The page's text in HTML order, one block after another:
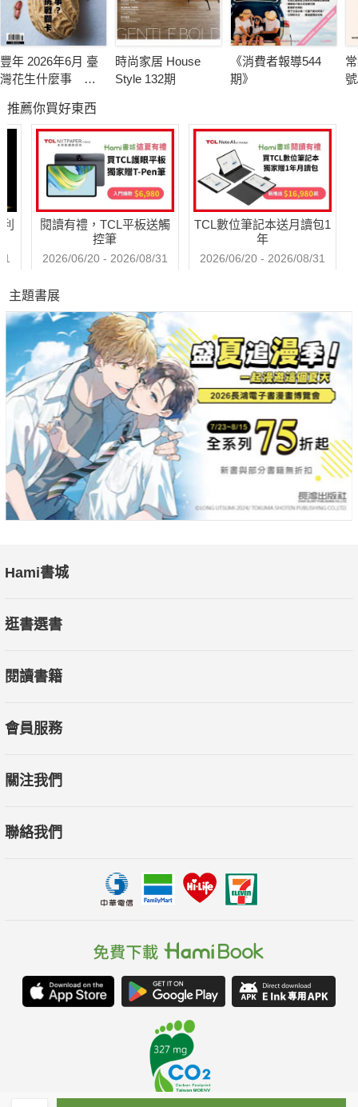
豐年 2026年6月 臺
灣花生什麼事 轉
時尚家居 House
Style 132期
《消費者報導544
期》
推薦你買好東西
閱讀有禮，TCL平板送觸
控筆
2026/06/20 - 2026/08/31
TCL數位筆記本送月讀包1
年
2026/06/20 - 2026/08/31
主題書展
Hami書城
逛書選書
閱讀書籍
會員服務
關注我們
聯絡我們